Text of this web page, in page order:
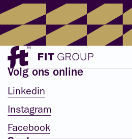
Volg ons online
Linkedin
Instagram
Facebook